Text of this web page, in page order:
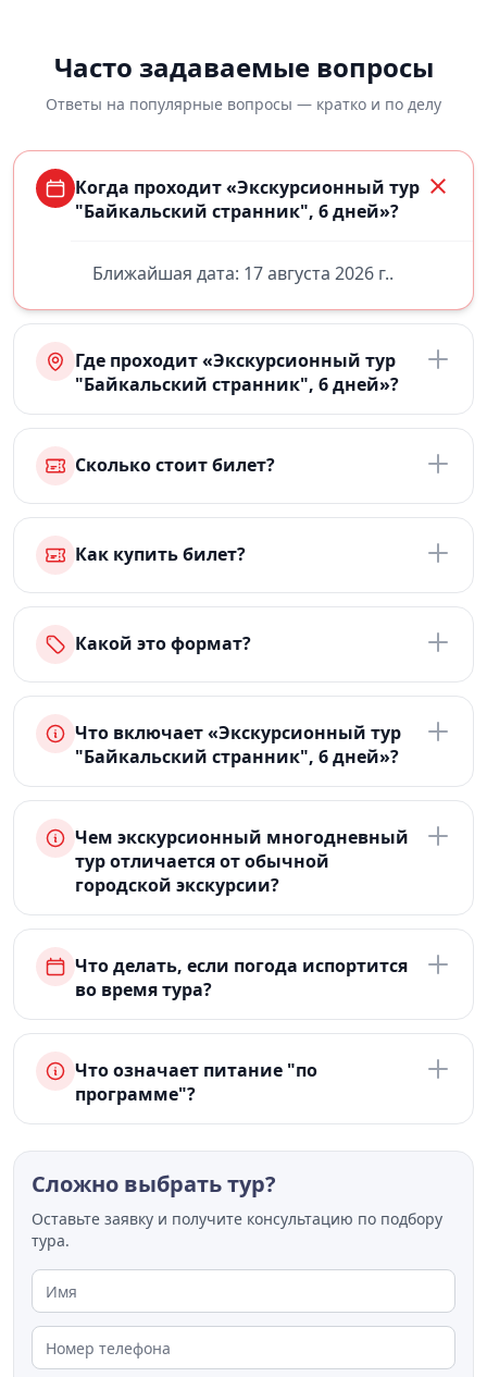
Часто задаваемые вопросы
Ответы на популярные вопросы — кратко и по делу
Когда проходит «Экскурсионный тур
"Байкальский странник", 6 дней»?
Ближайшая дата: 17 августа 2026 г..
Где проходит «Экскурсионный тур
"Байкальский странник", 6 дней»?
Сколько стоит билет?
Как купить билет?
Какой это формат?
Что включает «Экскурсионный тур
"Байкальский странник", 6 дней»?
Чем экскурсионный многодневный
тур отличается от обычной
городской экскурсии?
Что делать, если погода испортится
во время тура?
Что означает питание "по
программе"?
Сложно выбрать тур?
Оставьте заявку и получите консультацию по подбору
тура.